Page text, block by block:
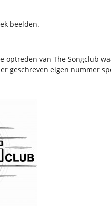
beelden.
optreden van The Songclub
geschreven eigen nummer